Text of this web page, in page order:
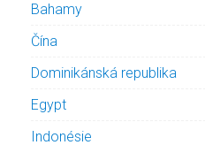
Bahamy
Čína
Dominikánská republika
Egypt
Indonésie